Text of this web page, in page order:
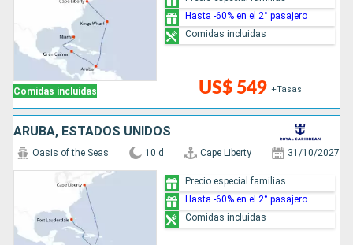
Comidas incluidas US$ 549 +Tasas
Hasta -60% en el 2° pasajero
Comidas incluidas
ARUBA, ESTADOS UNIDOS
Oasis of the Seas 10 d Cape Liberty 31/10/2027
Precio especial familias
Hasta -60% en el 2° pasajero
Comidas incluidas